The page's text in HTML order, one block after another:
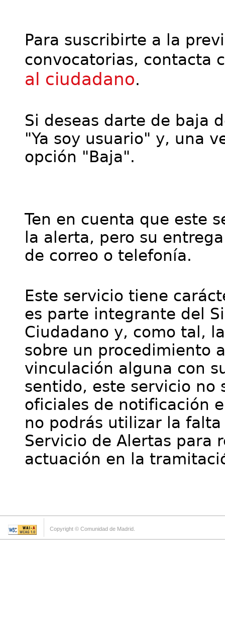
Para suscribirte a la
convocatorias, contacta
al ciudadano.
Si deseas darte de baja
"Ya soy usuario" y, una
opción "Baja".
Ten en cuenta que este
la alerta, pero su
de correo o telefonía.
Este servicio tiene
es parte integrante del
Ciudadano y, como tal,
sobre un procedimiento
vinculación alguna con
sentido, este servicio no
oficiales de notificación
no podrás utilizar la
Servicio de Alertas para
actuación en la
Copyright © Comunidad de Madrid.